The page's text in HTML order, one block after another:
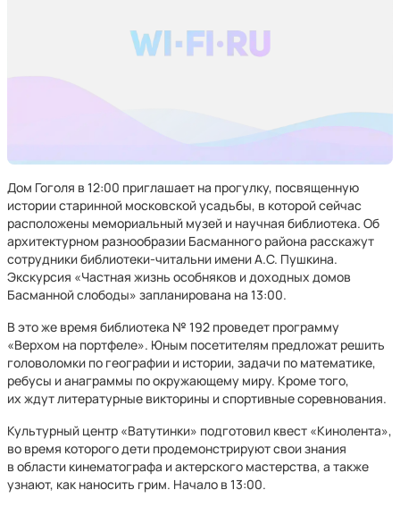
Дом Гоголя в 12:00 приглашает на прогулку, посвященную
истории старинной московской усадьбы, в которой сейчас
расположены мемориальный музей и научная библиотека. Об
архитектурном разнообразии Басманного района расскажут
сотрудники библиотеки-читальни имени А.С. Пушкина.
Экскурсия «Частная жизнь особняков и доходных домов
Басманной слободы» запланирована на 13:00.
В это же время библиотека № 192 проведет программу
«Верхом на портфеле». Юным посетителям предложат решить
головоломки по географии и истории, задачи по математике,
ребусы и анаграммы по окружающему миру. Кроме того,
их ждут литературные викторины и спортивные соревнования.
Культурный центр «Ватутинки» подготовил квест «Кинолента»,
во время которого дети продемонстрируют свои знания
в области кинематографа и актерского мастерства, а также
узнают, как наносить грим. Начало в 13:00.